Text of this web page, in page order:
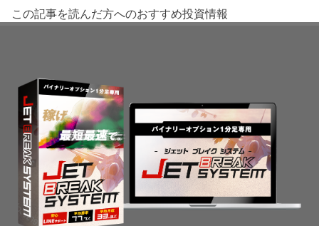
この記事を読んだ方へのおすすめ投資情報